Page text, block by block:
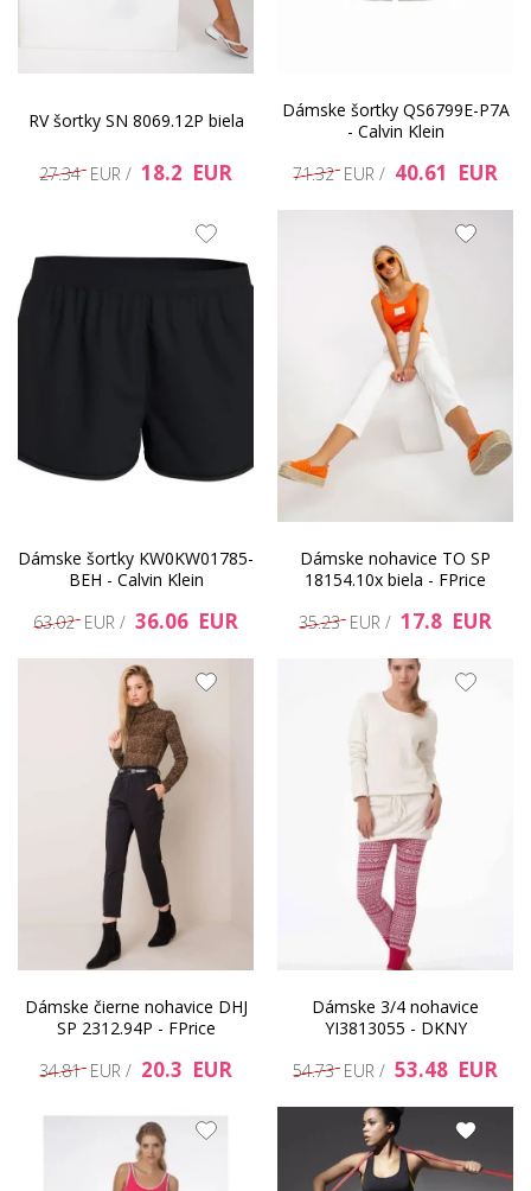
RV šortky SN 8069.12P biela
27.34 EUR / 18.2 EUR
Dámske šortky QS6799E-P7A
- Calvin Klein
71.32 EUR / 40.61 EUR
Dámske šortky KW0KW01785-
BEH - Calvin Klein
63.02 EUR / 36.06 EUR
Dámske nohavice TO SP
18154.10x biela - FPrice
35.23 EUR / 17.8 EUR
Dámske čierne nohavice DHJ
SP 2312.94P - FPrice
34.81 EUR / 20.3 EUR
Dámske 3/4 nohavice
YI3813055 - DKNY
54.73 EUR / 53.48 EUR